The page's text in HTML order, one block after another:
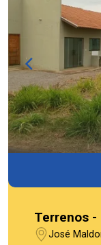
Terrenos -
José